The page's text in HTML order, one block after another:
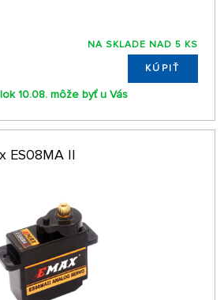
NA SKLADE NAD 5 KS
KÚPIŤ
10.08. môže byť u Vás
ES08MA II